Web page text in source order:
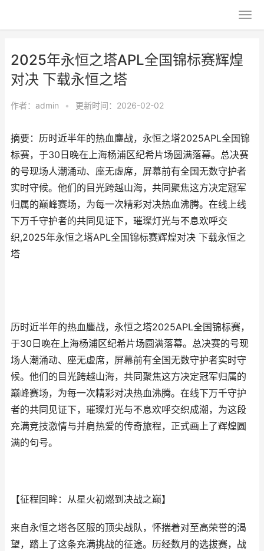
2025年永恒之塔APL全国锦标赛辉煌
对决 下载永恒之塔
作者： admin • 更新时间：2026-02-02
摘要：历时近半年的热血鏖战，永恒之塔2025APL全国锦
标赛，于30日晚在上海杨浦区纪希片场圆满落幕。总决赛
的号现场人潮涌动、座无虚席，屏幕前有全国无数守护者
实时守候。他们的目光跨越山海，共同聚焦这方决定冠军
归属的巅峰赛场，为每一次精彩对决热血沸腾。在线上线
下万千守护者的共同见证下，璀璨灯光与不息欢呼交
织,2025年永恒之塔APL全国锦标赛辉煌对决 下载永恒之
塔
历时近半年的热血鏖战，永恒之塔2025APL全国锦标赛，
于30日晚在上海杨浦区纪希片场圆满落幕。总决赛的号现
场人潮涌动、座无虚席，屏幕前有全国无数守护者实时守
候。他们的目光跨越山海，共同聚焦这方决定冠军归属的
巅峰赛场，为每一次精彩对决热血沸腾。在线下万千守护
者的共同见证下，璀璨灯光与不息欢呼交织成潮，为这段
充满竞技激情与并肩热爱的传奇旅程，正式画上了辉煌圆
满的句号。
【征程回眸：从星火初燃到决战之巅】
来自永恒之塔各区服的顶尖战队，怀揣着对至高荣誉的渴
望，踏上了这条充满挑战的征途。历经数月的选拔赛，战